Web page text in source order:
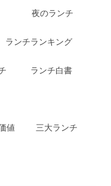
夜のランチ
ランチランキング
ランチ白書
値 三大ランチ